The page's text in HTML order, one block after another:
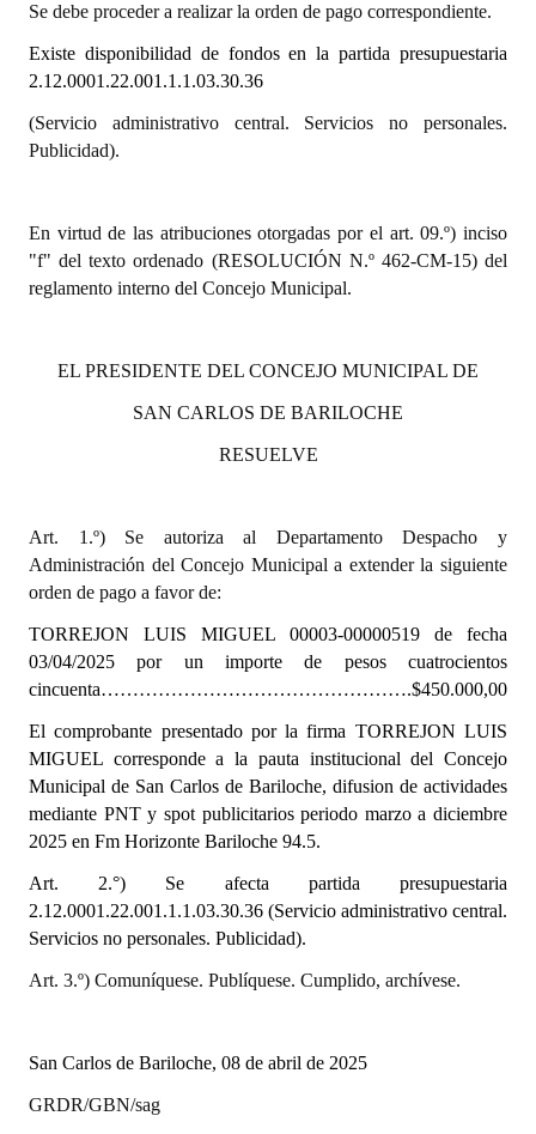
Actas de Sesión
Informes de Unidad Coordinadora
Ejecución Presupuestaria
Actas de Audiencias Públicas
NORMATIVA
Resoluciones
Resoluciones de Presidencia
Antiguos Pobladores
Registros y Distinciones
Datos Históricos
Premio al Mérito - Registro
Audiencias Públicas - Registro
Mujeres que Dejaron Huellas - Registro
Periodistas Decanos - Registro
Ciudadano Ilustre - Registro
Banca del Vecino - Registro
Antiguos Pobladores - Registro
Reconocimientos - Registro
Se debe proceder a realizar la orden de pago correspondiente.
Existe disponibilidad de fondos en la partida presupuestaria
2.12.0001.22.001.1.1.03.30.36
(Servicio administrativo central. Servicios no personales.
Publicidad).
En virtud de las atribuciones otorgadas por el art. 09.º) inciso
"f" del texto ordenado (RESOLUCIÓN N.º 462-CM-15) del
reglamento interno del Concejo Municipal.
EL PRESIDENTE DEL CONCEJO MUNICIPAL DE
SAN CARLOS DE BARILOCHE
RESUELVE
Art. 1.º) Se autoriza al Departamento Despacho y
Administración del Concejo Municipal a extender la siguiente
orden de pago a favor de:
TORREJON LUIS MIGUEL 00003-00000519 de fecha
03/04/2025por un importe de pesos cuatrocientos
cincuenta………………………………………….$450.000,00
El comprobante presentado por la firma TORREJON LUIS
MIGUEL corresponde a la pauta institucional del Concejo
Municipal de San Carlos de Bariloche, difusion de actividades
mediante PNT y spot publicitarios periodo marzo a diciembre
2025 en Fm Horizonte Bariloche 94.5.
Art. 2.°) Se afecta partida presupuestaria
2.12.0001.22.001.1.1.03.30.36 (Servicio administrativo central.
Servicios no personales. Publicidad).
Art. 3.º) Comuníquese. Publíquese. Cumplido, archívese.
San Carlos de Bariloche, 08 de abril de 2025
GRDR/GBN/sag